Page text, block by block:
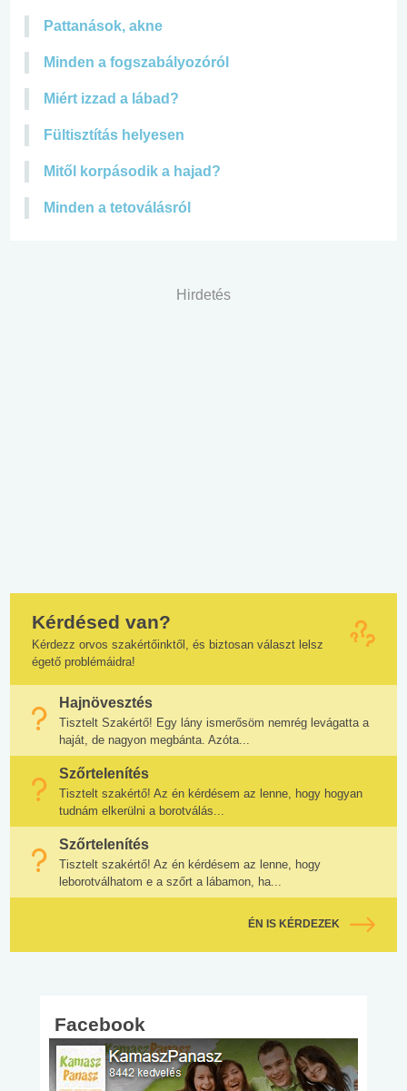
Pattanások, akne
Minden a fogszabályozóról
Miért izzad a lábad?
Fültisztítás helyesen
Mitől korpásodik a hajad?
Minden a tetoválásról
Hirdetés
Kérdésed van?
Kérdezz orvos szakértőinktől, és biztosan választ lelsz
égető problémáidra!
Hajnövesztés
Tisztelt Szakértő! Egy lány ismerősöm nemrég levágatta a
haját, de nagyon megbánta. Azóta...
Szőrtelenítés
Tisztelt szakértő! Az én kérdésem az lenne, hogy hogyan
tudnám elkerülni a borotválás...
Szőrtelenítés
Tisztelt szakértő! Az én kérdésem az lenne, hogy
leborotválhatom e a szőrt a lábamon, ha...
ÉN IS KÉRDEZEK
Facebook